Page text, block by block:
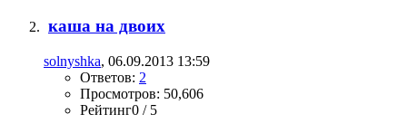
каша на двоих
solnyshka, 06.09.2013 13:59
Ответов: 2
Просмотров: 50,606
Рейтинг0 / 5